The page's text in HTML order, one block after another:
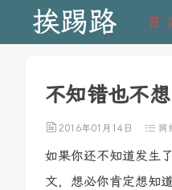
挨踢路 首
不知错也不
2016年01月14日 网
如果你还不知道发生
文，想必你肯定想知